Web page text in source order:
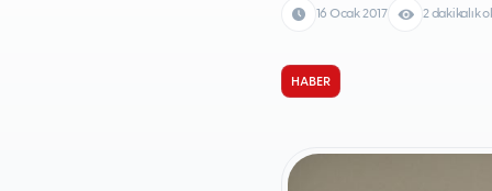
16 Ocak 2017 2 dakikalık
HABER